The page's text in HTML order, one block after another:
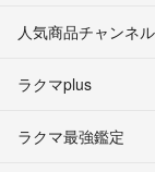
人気商品チャンネル
ラクマplus
ラクマ最強鑑定